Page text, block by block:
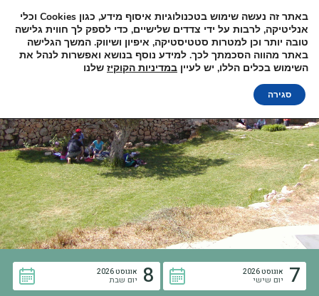
למידע והזמנות
02-5347000
7 אוגוסט 2026
יום שישי 8 אוגוסט 2026
יום שבת
באתר זה נעשה שימוש בטכנולוגיות איסוף מידע, כגון Cookies וכלי
אנליטיקה, לרבות על ידי צדדים שלישיים, כדי לספק לך חווית גלישה
טובה יותר וכן למטרות סטטיסטיקה, איפיון ושיווק. המשך הגלישה
באתר מהווה הסכמתך לכך. למידע נוסף בנושא ואפשרות לנהל את
השימוש בכלים הללו, יש לעיין במדיניות הקוקיז שלנו
סגירה